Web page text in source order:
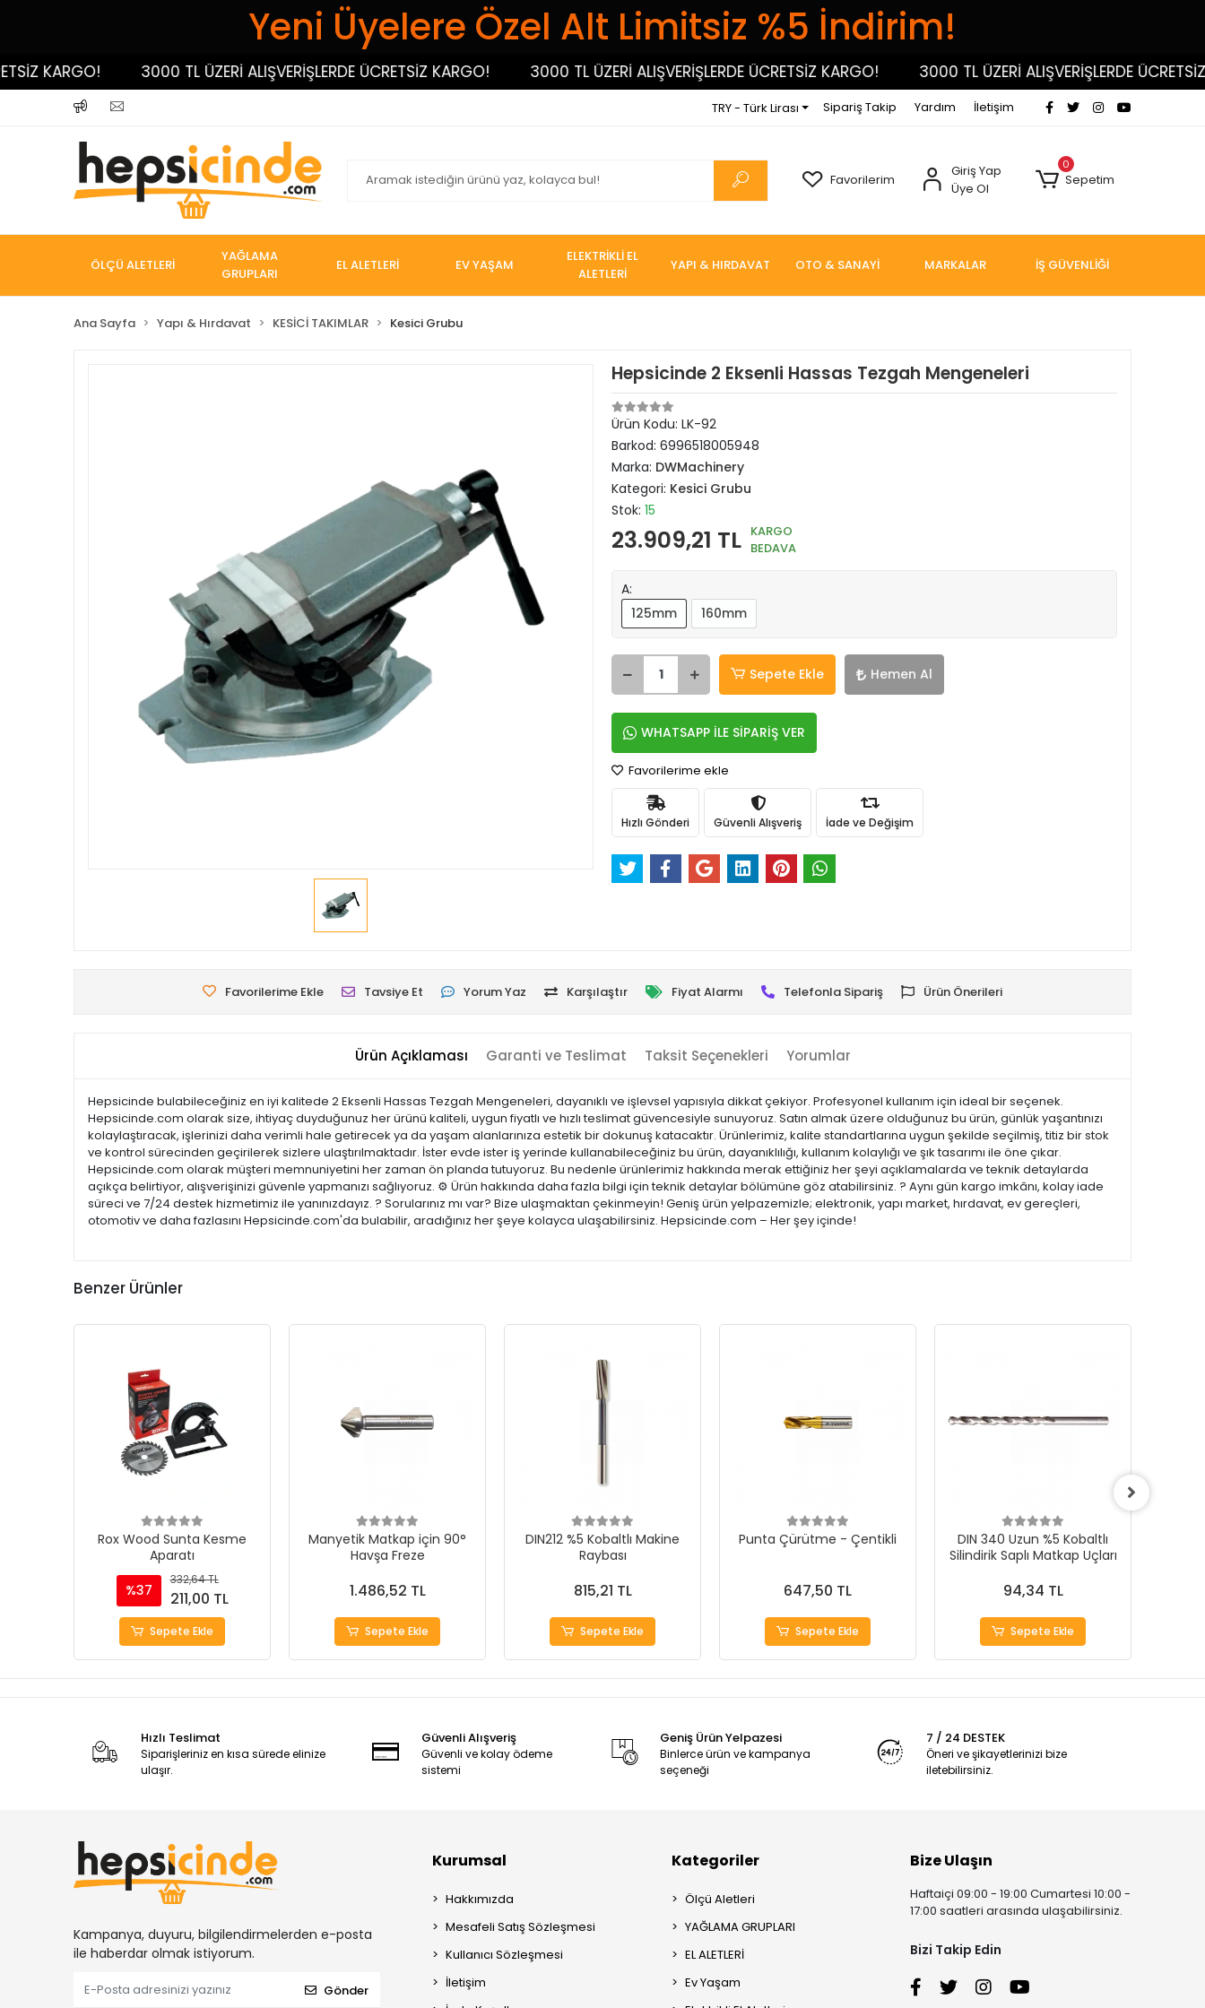
Yeni Üyelere Özel Alt Limitsiz %5 İndirim!
KARGO! 3000 TL ÜZERİ ALIŞVERİŞLERDE ÜCRETSİZ KARGO! 3000 TL ÜZERİ ALIŞVERİŞLERDE ÜCRETSİZ KARGO! 3000 TL ÜZERİ ALIŞVERİŞLERDE ÜCRETSİZ
TRY - Türk Lirası Sipariş Takip Yardım İletişim
Favorilerim
Giriş Yap
Üye Ol
0
Sepetim
ÖLÇÜ ALETLERİ
YAĞLAMA
GRUPLARI
EL ALETLERİ EV YAŞAM
ELEKTRİKLİ EL
ALETLERİ
YAPI & HIRDAVAT OTO & SANAYİ MARKALAR İŞ GÜVENLİĞİ
Ana Sayfa Yapı & Hırdavat KESİCİ TAKIMLAR Kesici Grubu
Hepsicinde 2 Eksenli Hassas Tezgah Mengeneleri
Ürün Kodu: LK-92
Barkod: 6996518005948
Marka: DWMachinery
Kategori: Kesici Grubu
Stok: 15
23.909,21 TL KARGO
BEDAVA
A:
125mm
160mm
Sepete Ekle Hemen Al
WHATSAPP İLE SİPARİŞ VER
Favorilerime ekle
Hızlı Gönderi Güvenli Alışveriş İade ve Değişim
Favorilerime Ekle Tavsiye Et Yorum Yaz Karşılaştır Fiyat Alarmı Telefonla Sipariş Ürün Önerileri
Ürün Açıklaması Garanti ve Teslimat Taksit Seçenekleri Yorumlar
Hepsicinde bulabileceğiniz en iyi kalitede 2 Eksenli Hassas Tezgah Mengeneleri, dayanıklı ve işlevsel yapısıyla dikkat çekiyor. Profesyonel kullanım için ideal bir seçenek.
Hepsicinde.com olarak size, ihtiyaç duyduğunuz her ürünü kaliteli, uygun fiyatlı ve hızlı teslimat güvencesiyle sunuyoruz. Satın almak üzere olduğunuz bu ürün, günlük yaşantınızı
kolaylaştıracak, işlerinizi daha verimli hale getirecek ya da yaşam alanlarınıza estetik bir dokunuş katacaktır. Ürünlerimiz, kalite standartlarına uygun şekilde seçilmiş, titiz bir stok
ve kontrol sürecinden geçirilerek sizlere ulaştırılmaktadır. İster evde ister iş yerinde kullanabileceğiniz bu ürün, dayanıklılığı, kullanım kolaylığı ve şık tasarımı ile öne çıkar.
Hepsicinde.com olarak müşteri memnuniyetini her zaman ön planda tutuyoruz. Bu nedenle ürünlerimiz hakkında merak ettiğiniz her şeyi açıklamalarda ve teknik detaylarda
açıkça belirtiyor, alışverişinizi güvenle yapmanızı sağlıyoruz. ⚙️ Ürün hakkında daha fazla bilgi için teknik detaylar bölümüne göz atabilirsiniz. ? Aynı gün kargo imkânı, kolay iade
süreci ve 7/24 destek hizmetimiz ile yanınızdayız. ? Sorularınız mı var? Bize ulaşmaktan çekinmeyin! Geniş ürün yelpazemizle; elektronik, yapı market, hırdavat, ev gereçleri,
otomotiv ve daha fazlasını Hepsicinde.com'da bulabilir, aradığınız her şeye kolayca ulaşabilirsiniz. Hepsicinde.com – Her şey içinde!
Benzer Ürünler
Rox Wood Sunta Kesme
Aparatı
%37
332,64 TL
211,00 TL
Sepete Ekle
Manyetik Matkap için 90°
Havşa Freze
1.486,52 TL
Sepete Ekle
DIN212 %5 Kobaltlı Makine
Raybası
815,21 TL
Sepete Ekle
Punta Çürütme - Çentikli
647,50 TL
Sepete Ekle
DIN 340 Uzun %5 Kobaltlı
Silindirik Saplı Matkap Uçları
94,34 TL
Sepete Ekle
Hızlı Teslimat
Siparişleriniz en kısa sürede elinize
ulaşır.
Güvenli Alışveriş
Güvenli ve kolay ödeme
sistemi
Geniş Ürün Yelpazesi
Binlerce ürün ve kampanya
seçeneği
7 / 24 DESTEK
Öneri ve şikayetlerinizi bize
iletebilirsiniz.
Kampanya, duyuru, bilgilendirmelerden e-posta
ile haberdar olmak istiyorum.
Gönder
Kurumsal
Hakkımızda
Mesafeli Satış Sözleşmesi
Kullanıcı Sözleşmesi
İletişim
Kategoriler
Ölçü Aletleri
YAĞLAMA GRUPLARI
EL ALETLERİ
Ev Yaşam
Bize Ulaşın
Haftaiçi 09:00 - 19:00 Cumartesi 10:00 -
17:00 saatleri arasında ulaşabilirsiniz.
Bizi Takip Edin